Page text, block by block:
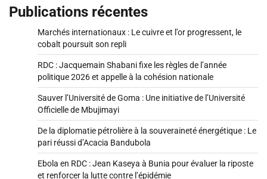
Publications récentes
Marchés internationaux : Le cuivre et l’or progressent, le
cobalt poursuit son repli
RDC : Jacquemain Shabani fixe les règles de l’année
politique 2026 et appelle à la cohésion nationale
Sauver l’Université de Goma : Une initiative de l’Université
Officielle de Mbujimayi
De la diplomatie pétrolière à la souveraineté énergétique : Le
pari réussi d’Acacia Bandubola
Ebola en RDC : Jean Kaseya à Bunia pour évaluer la riposte
et renforcer la lutte contre l’épidémie